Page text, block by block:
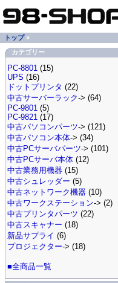
トップ»
カテゴリー
PC-8801 (15)
UPS (16)
ドットプリンタ (22)
中古サーバーラック-> (64)
PC-9801 (5)
PC-9821 (17)
中古パソコンパーツ-> (121)
中古パソコン本体-> (34)
中古PCサーバパーツ-> (101)
中古PCサーバ本体 (12)
中古業務用機器 (15)
中古シュレッダー (5)
中古ネットワーク機器 (10)
中古ワークステーション-> (2)
中古プリンタパーツ (22)
中古スキャナー (18)
新品サプライ (6)
プロジェクター-> (18)
■全商品一覧